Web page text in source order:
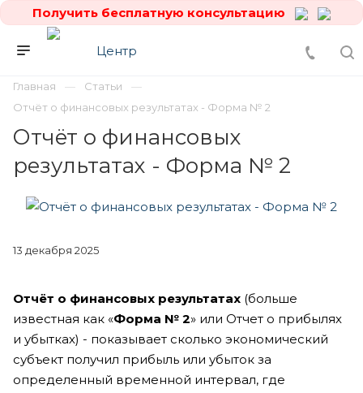
Получить бесплатную консультацию
Главная
Статьи
Отчёт о финансовых результатах - Форма № 2
Отчёт о финансовых
результатах - Форма № 2
13 декабря 2025
Отчёт о финансовых результатах (больше
известная как «Форма № 2» или Отчет о прибылях
и убытках) - показывает сколько экономический
субъект получил прибыль или убыток за
определенный временной интервал, где